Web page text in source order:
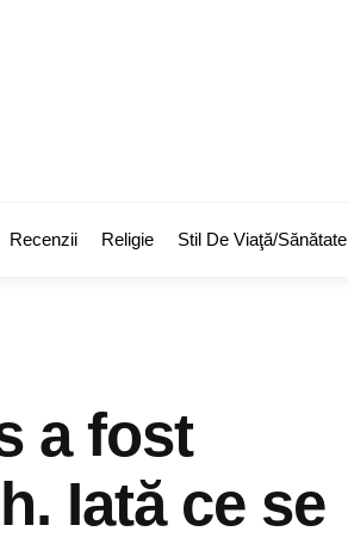
Recenzii Religie Stil De Viaţă/Sănătate
a fost
Iată ce se